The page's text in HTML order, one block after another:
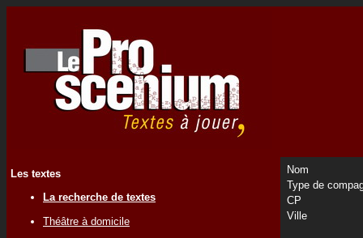
Les textes
La recherche de textes
Théâtre à domicile
Nom
Type de
CP
Ville